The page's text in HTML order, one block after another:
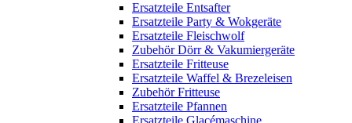
Ersatzteile Entsafter
Ersatzteile Party & Wokgeräte
Ersatzteile Fleischwolf
Zubehör Dörr & Vakumiergeräte
Ersatzteile Fritteuse
Ersatzteile Waffel & Brezeleisen
Zubehör Fritteuse
Ersatzteile Pfannen
Ersatzteile Glacémaschine